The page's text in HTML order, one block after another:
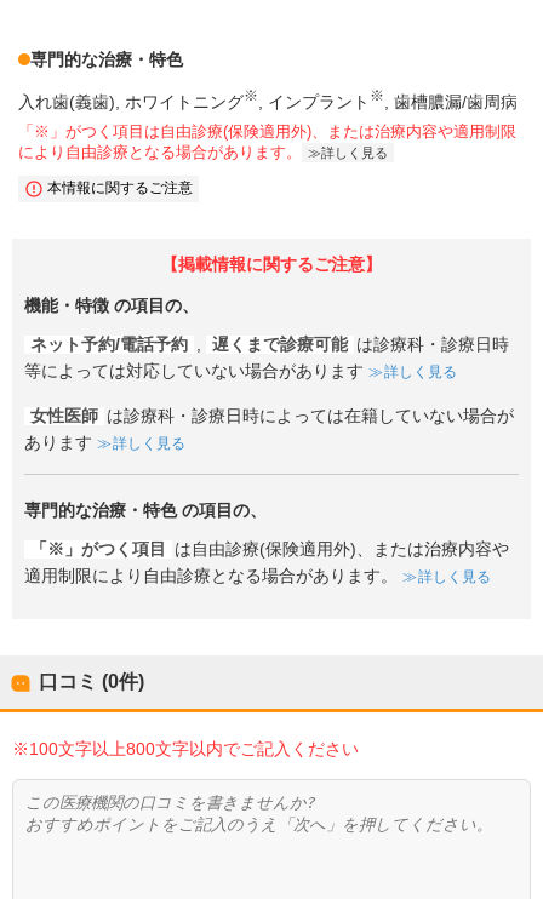
専門的な治療・特色
入れ歯(義歯) ホワイトニング※ インプラント ※ 歯槽膿漏/歯周病
「※」がつく項目は自由診療(保険適用外)、または治療内容や適用制限
により自由診療となる場合があります。
詳しく見る
本情報に関するご注意
【掲載情報に関するご注意】
機能・特徴 の項目の、
ネット予約/電話予約 , 遅くまで診療可能 は診療科・診療日時
等によっては対応していない場合があります
詳しく見る
女性医師 は診療科・診療日時によっては在籍していない場合が
あります
詳しく見る
専門的な治療・特色の項目の、
「※」がつく項目
は自由診療(保険適用外)、または治療内容や
適用制限により自由診療となる場合があります。
詳しく見る
口コミ (0件)
※100文字以上800文字以内でご記入ください